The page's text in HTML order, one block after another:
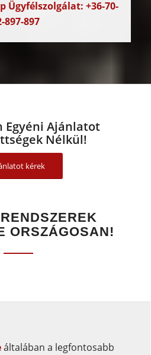
Ügyfélszolgálat: +36-70-
897-897
Egyéni Ajánlatot
Nélkül!
kérek
ORSZÁGOSAN!
általában a legfontosabb